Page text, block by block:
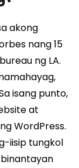
akong
nang 15
ng LA.
isang punto,
at
WordPress.
iisip tungkol